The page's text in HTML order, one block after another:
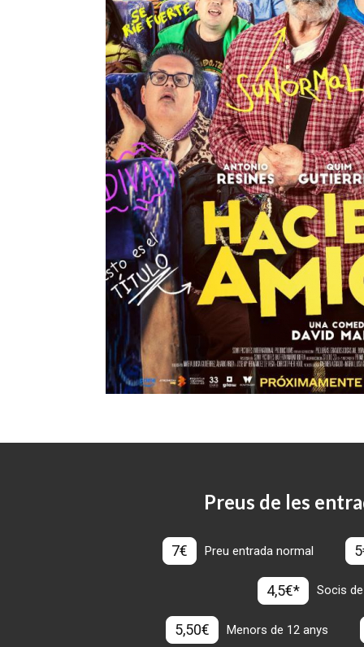
Preus de les
7€ Preu entrada normal
4,5€* Socis
5,50€ Menors de 12 anys